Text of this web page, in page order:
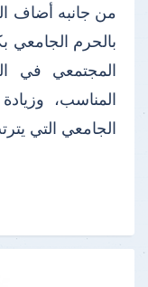
من جانبه أضاف
بالحرم الجامعي
المجتمعي في
المناسب،
الجامعي التي